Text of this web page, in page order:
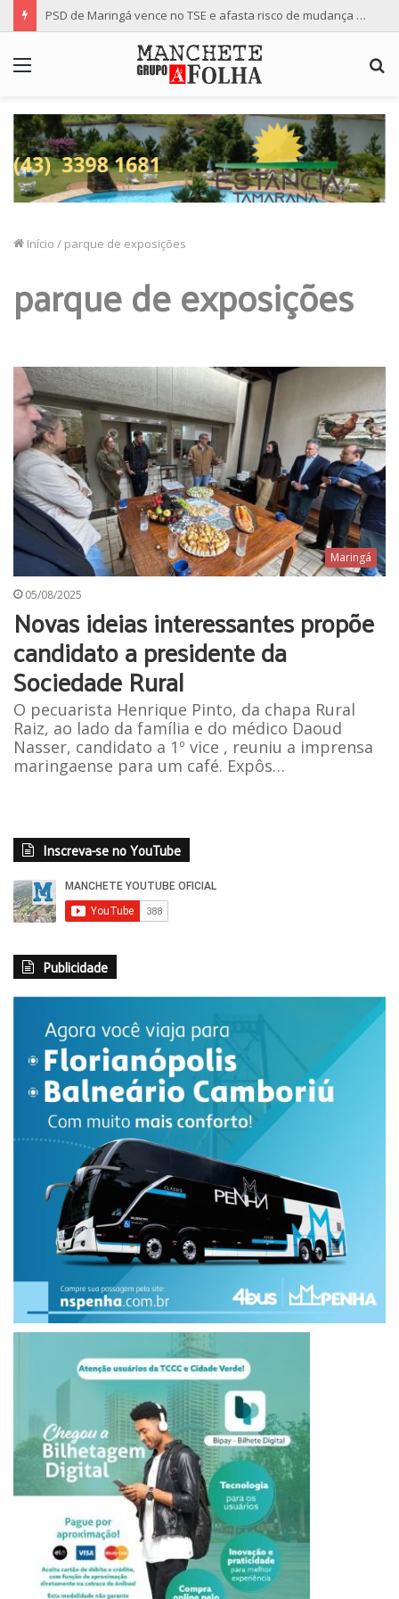
PSD de Maringá vence no TSE e afasta risco de mudança nas cadeiras da Câmara
Início / parque de exposições
parque de exposições
Maringá
05/08/2025
Novas ideias interessantes propõe
candidato a presidente da
Sociedade Rural
O pecuarista Henrique Pinto, da chapa Rural
Raiz, ao lado da família e do médico Daoud
Nasser, candidato a 1º vice , reuniu a imprensa
maringaense para um café. Expôs…
Inscreva-se no YouTube
Publicidade